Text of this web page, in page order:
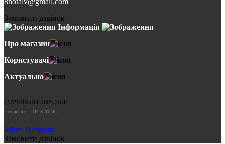
Замовити дзвінок
Інформація
Про магазин
Користувачі
Актуально
COPYRIGHT 2005-2026
Cтворено в — OC STUDIO
Viber Telegram
Замовити дзвінок